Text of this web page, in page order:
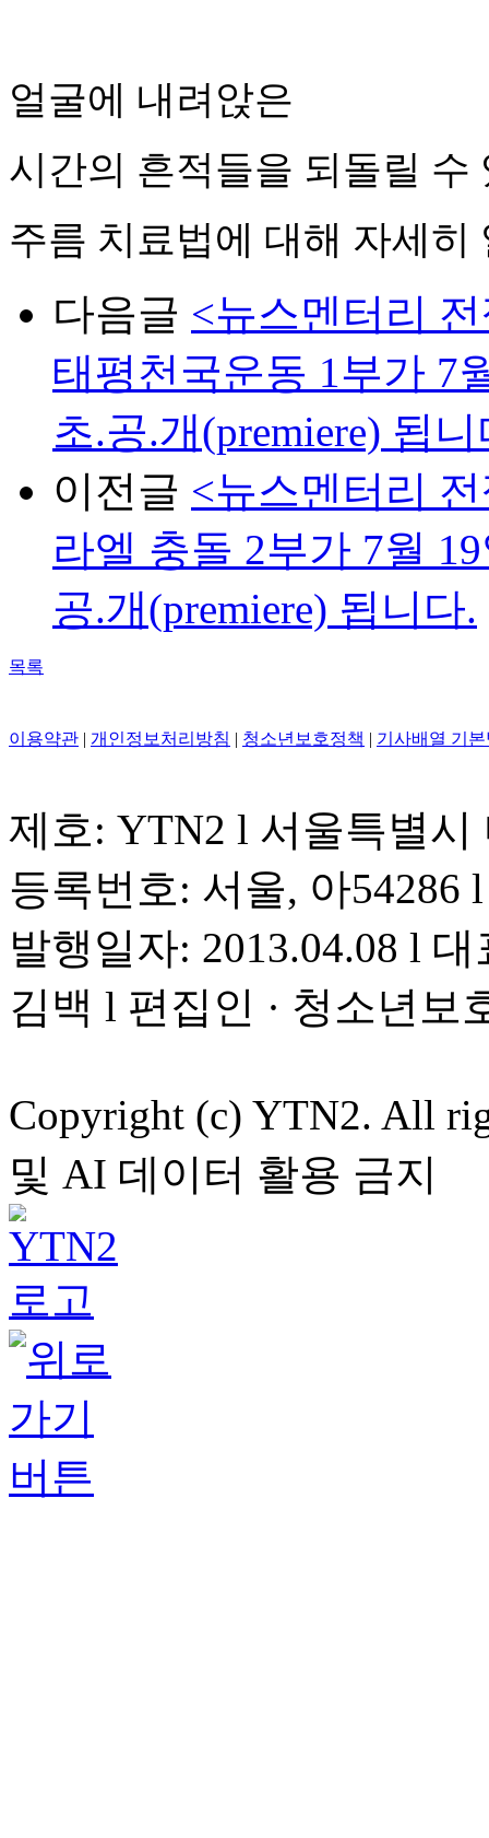
얼굴에 내려앉은
시간의 흔적들을 되돌릴 수
주름 치료법에 대해 자세히
다음글 <뉴스멘터리
태평천국운동 1부가 7
초.공.개(premiere) 됩니
이전글 <뉴스멘터리
라엘 충돌 2부가 7월
공.개(premiere) 됩니다.
목록
이용약관 | 개인정보처리방침 | 청소년보호정책 | 기사배열 기
제호: YTN2 l 서울특별
등록번호: 서울, 아54286
발행일자: 2013.04.08 l
김백 l 편집인 · 청소년보
Copyright (c) YTN2. All
및 AI 데이터 활용 금지